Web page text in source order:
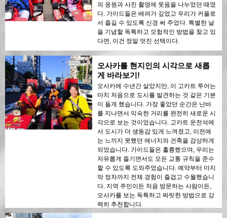
의 응원과 사진 촬영에 웃음을 나누었던 때였
다. 가이드들은 배려가 깊었고 우리가 커플로
서 즐길 수 있도록 신경 써 주었다. 특별한 날
을 기념할 독특하고 모험적인 방법을 찾고 있
다면, 이건 정말 멋진 선택이다.
오사카를 현지인의 시각으로 새롭
게 바라보기!
오사카에 수년간 살았지만, 이 고카트 투어는
마치 처음으로 도시를 발견하는 것 같은 기분
이 들게 했습니다. 가장 좋았던 순간은 난바
를 지나면서 익숙한 거리를 완전히 새로운 시
각으로 보는 것이었습니다. 고카트 운전석에
서 도시가 더 생동감 있게 느껴졌고, 이전에
는 느끼지 못했던 에너지와 건축을 감상하게
되었습니다. 가이드들은 훌륭했으며, 우리는
자유롭게 즐기면서도 모든 교통 규칙을 준수
할 수 있도록 도와주었습니다. 예약부터 마지
막 정차까지 전체 경험이 즐겁고 수월했습니
다. 지역 주민이든 처음 방문하는 사람이든,
오사카를 보는 독특하고 짜릿한 방법으로 강
력히 추천합니다.